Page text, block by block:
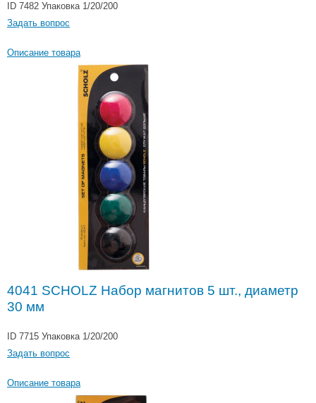
ID 7482 Упаковка 1/20/200
Задать вопрос
Описание товара
4041 SCHOLZ Набор магнитов 5 шт., диаметр
30 мм
ID 7715 Упаковка 1/20/200
Задать вопрос
Описание товара